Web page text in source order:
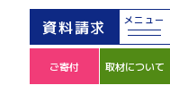
資料請求 メニュー
ご寄付 取材について